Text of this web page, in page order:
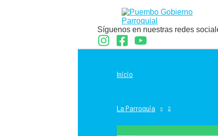
Síguenos en nuestras redes
Inicio
La Parroquia